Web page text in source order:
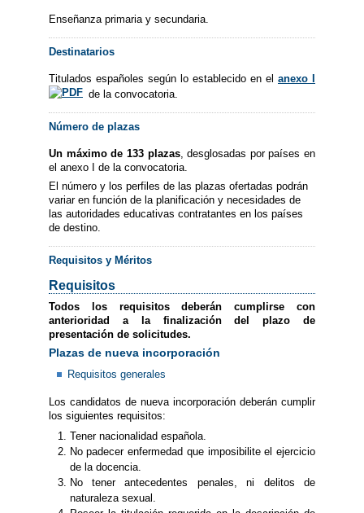
Enseñanza primaria y secundaria.
Destinatarios
Titulados españoles según lo establecido en el anexo I
de la convocatoria.
Número de plazas
Un máximo de 133 plazas, desglosadas por países en
el anexo I de la convocatoria.
El número y los perfiles de las plazas ofertadas podrán
variar en función de la planificación y necesidades de
las autoridades educativas contratantes en los países
de destino.
Requisitos y Méritos
Requisitos
Todos los requisitos deberán cumplirse con
anterioridad a la finalización del plazo de
presentación de solicitudes.
Plazas de nueva incorporación
Requisitos generales
Los candidatos de nueva incorporación deberán cumplir
los siguientes requisitos:
Tener nacionalidad española.
No padecer enfermedad que imposibilite el ejercicio
de la docencia.
No tener antecedentes penales, ni delitos de
naturaleza sexual.